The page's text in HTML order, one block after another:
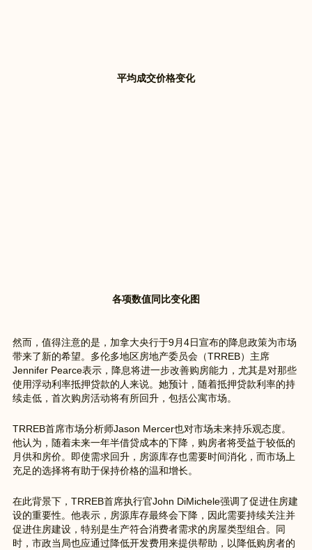
平均成交价格变化
各项数值同比变化图
然而，值得注意的是，加拿大央行于9月4日宣布的降息政策为市场
带来了新的希望。多伦多地区房地产委员会（TRREB）主席
Jennifer Pearce表示，降息将进一步改善购房能力，尤其是对那些
使用浮动利率抵押贷款的人来说。她预计，随着抵押贷款利率的持
续走低，首次购房活动将有所回升，包括公寓市场。
TRREB首席市场分析师Jason Mercer也对市场未来持乐观态度。
他认为，随着未来一年半借贷成本的下降，购房者将受益于较低的
月供和房价。即使需求回升，房源库存也需要时间消化，而市场上
充足的选择将有助于保持价格的温和增长。
在此背景下，TRREB首席执行官John DiMichele强调了促进住房建
设的重要性。他表示，房源库存最终会下降，因此需要持续关注并
促进住房建设，特别是生产符合消费者需求的房屋类型组合。同
时，市政当局也应通过降低开发费用来提供帮助，以降低购房者的